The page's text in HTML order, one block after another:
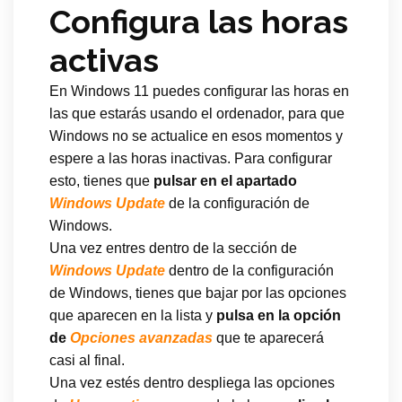
Configura las horas
activas
En Windows 11 puedes configurar las horas en
las que estarás usando el ordenador, para que
Windows no se actualice en esos momentos y
espere a las horas inactivas. Para configurar
esto, tienes que pulsar en el apartado
Windows Update de la configuración de
Windows.
Una vez entres dentro de la sección de
Windows Update dentro de la configuración
de Windows, tienes que bajar por las opciones
que aparecen en la lista y pulsa en la opción
de Opciones avanzadas que te aparecerá
casi al final.
Una vez estés dentro despliega las opciones